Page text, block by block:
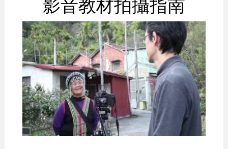
影音教材拍攝指南